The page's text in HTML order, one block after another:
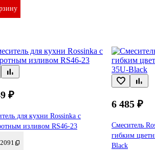
₽
для кухни Rossinka с
изливом RS46-23
6 485 ₽
Смеситель
гибким
Black